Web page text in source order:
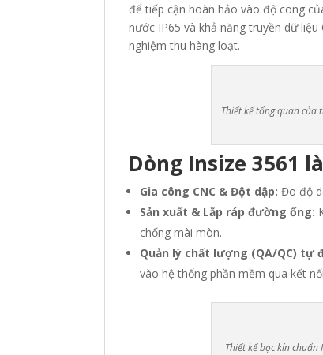
để tiếp cận hoàn hảo vào độ cong
nước IP65 và khả năng truyền dữ liệu
nghiệm thu hàng loạt.
Thiết kế tổng quan của
Dòng Insize 3561
Gia công CNC & Đột dập: Đo độ
Sản xuất & Lắp ráp đường ống:
chống mài mòn.
Quản lý chất lượng (QA/QC) tự
vào hệ thống phần mềm qua kết
Thiết kế bọc kín